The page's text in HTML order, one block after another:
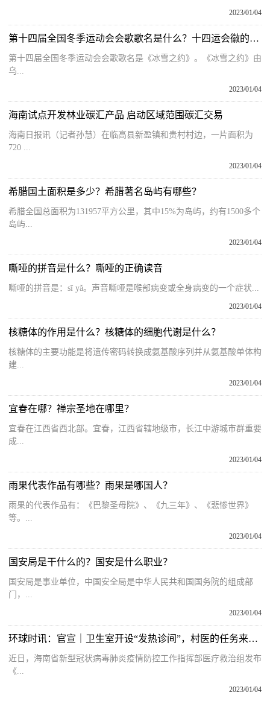
2023/01/04
第十四届全国冬季运动会会歌歌名是什么？十四运会徽的含义是什么？
第十四届全国冬季运动会会歌歌名是《冰雪之约》。《冰雪之约》由
乌...
2023/01/04
海南试点开发林业碳汇产品 启动区域范围碳汇交易
海南日报讯（记者孙慧）在临高县新盈镇和贵村村边，一片面积为
720 ...
2023/01/04
希腊国土面积是多少？希腊著名岛屿有哪些？
希腊全国总面积为131957平方公里，其中15%为岛屿，约有1500多个
岛屿...
2023/01/04
嘶哑的拼音是什么？嘶哑的正确读音
嘶哑的拼音是：sī yǎ。声音嘶哑是喉部病变或全身病变的一个症状...
2023/01/04
核糖体的作用是什么？核糖体的细胞代谢是什么？
核糖体的主要功能是将遗传密码转换成氨基酸序列并从氨基酸单体构
建...
2023/01/04
宜春在哪？禅宗圣地在哪里？
宜春在江西省西北部。宜春，江西省辖地级市，长江中游城市群重要
成...
2023/01/04
雨果代表作品有哪些？雨果是哪国人？
雨果的代表作品有：《巴黎圣母院》、《九三年》、《悲惨世界》
等。...
2023/01/04
国安局是干什么的？国安是什么职业？
国安局是事业单位，中国安全局是中华人民共和国国务院的组成部
门，...
2023/01/04
环球时讯：官宣｜卫生室开设“发热诊间”，村医的任务来了！
近日，海南省新型冠状病毒肺炎疫情防控工作指挥部医疗救治组发布
《...
2023/01/04